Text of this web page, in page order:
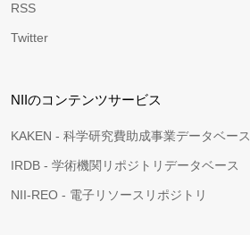
RSS
Twitter
NIIのコンテンツサービス
KAKEN - 科学研究費助成事業データベース
IRDB - 学術機関リポジトリデータベース
NII-REO - 電子リソースリポジトリ